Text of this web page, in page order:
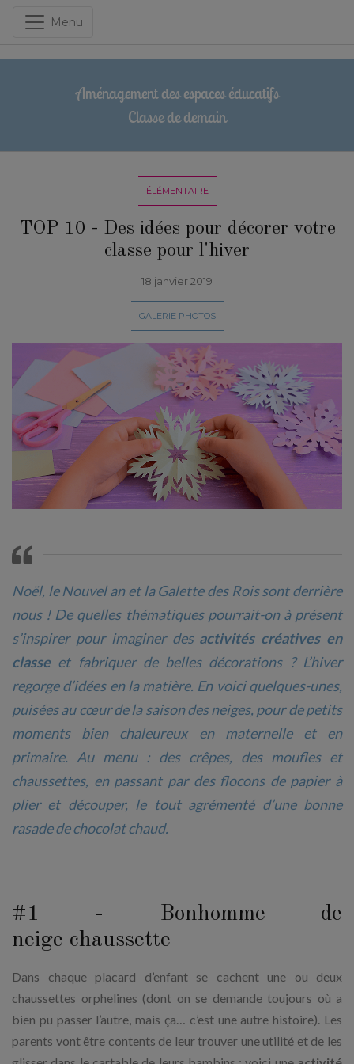
Menu
Aménagement des espaces éducatifs
Classe de demain
ÉLÉMENTAIRE
TOP 10 - Des idées pour décorer votre
classe pour l'hiver
18 janvier 2019
GALERIE PHOTOS
Noël, le Nouvel an et la Galette des Rois sont derrière
nous ! De quelles thématiques pourrait-on à présent
s’inspirer pour imaginer des activités créatives en
classeet fabriquer de belles décorations ? L’hiver
regorge d’idées en la matière. En voici quelques-unes,
puisées au cœur de la saison des neiges, pour de petits
moments bien chaleureux en maternelle et en
primaire. Au menu : des crêpes, des moufles et
chaussettes, en passant par des flocons de papier à
plier et découper, le tout agrémenté d’une bonne
rasade de chocolat chaud.
#1 - Bonhomme de
neige chaussette
Dans chaque placard d’enfant se cachent une ou deux
chaussettes orphelines (dont on se demande toujours où a
bien pu passer l’autre, mais ça… c’est une autre histoire). Les
parents vont être contents de leur trouver une utilité et de les